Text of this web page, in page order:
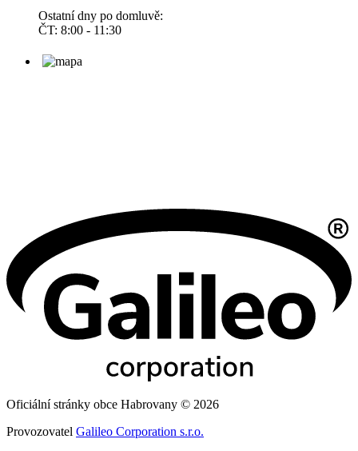
Ostatní dny po domluvě:
ČT: 8:00 - 11:30
Oficiální stránky obce Habrovany © 2026
Provozovatel Galileo Corporation s.r.o.